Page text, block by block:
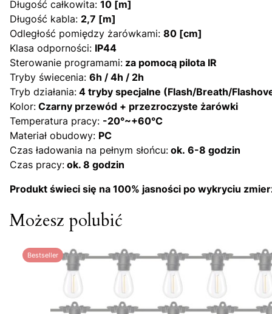
Długość całkowita: 10 [m]
Długość kabla: 2,7 [m]
Odległość pomiędzy żarówkami: 80 [cm]
Klasa odporności: IP44
Sterowanie programami: za pomocą pilota IR
Tryby świecenia: 6h / 4h / 2h
Tryb działania: 4 tryby specjalne (Flash/Breath/
Kolor: Czarny przewód + przezroczyste żarówki
Temperatura pracy: -20°~+60°C
Materiał obudowy: PC
Czas ładowania na pełnym słońcu: ok. 6-8 godzin
Czas pracy: ok. 8 godzin
Produkt świeci się na 100% jasności po wykryciu
Możesz polubić
Bestseller